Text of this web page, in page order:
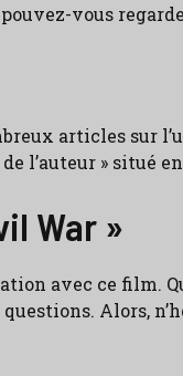
vous
articles sur
l’auteur » situé
War »
avec ce film.
Alors,